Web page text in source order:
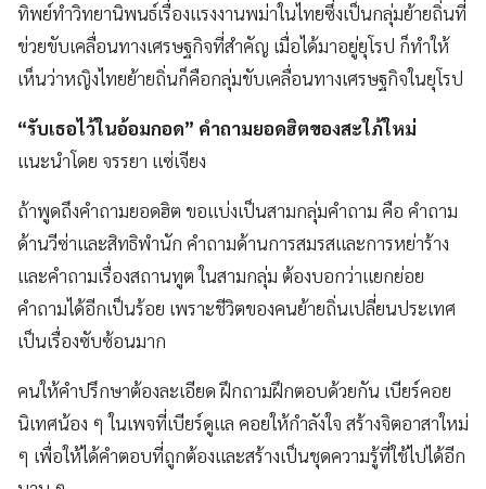
ทิพย์ทำวิทยานิพนธ์เรื่องแรงงานพม่าในไทยซึ่งเป็นกลุ่มย้ายถิ่นที่
ข่วยขับเคลื่อนทางเศรษฐกิจที่สำคัญ เมื่อได้มาอยู่ยุโรป ก็ทำให้
เห็นว่าหญิงไทยย้ายถิ่นก็คือกลุ่มขับเคลื่อนทางเศรษฐกิจในยุโรป
“รับเธอไว้ในอ้อมกอด” คำถามยอดฮิตของสะใภ้ใหม่
แนะนำโดย จรรยา แซ่เจียง
ถ้าพูดถึงคำถามยอดฮิต ขอแบ่งเป็นสามกลุ่มคำถาม คือ คำถาม
ด้านวีซ่าและสิทธิพำนัก คำถามด้านการสมรสและการหย่าร้าง
และคำถามเรื่องสถานทูต ในสามกลุ่ม ต้องบอกว่าแยกย่อย
คำถามได้อีกเป็นร้อย เพราะชีวิตของคนย้ายถิ่นเปลี่ยนประเทศ
เป็นเรื่องซับซ้อนมาก
คนให้คำปรึกษาต้องละเอียด ฝึกถามฝึกตอบด้วยกัน เบียร์คอย
นิเทศน้อง ๆ ในเพจที่เบียร์ดูแล คอยให้กำลังใจ สร้างจิตอาสาใหม่
ๆ เพื่อให้ได้คำตอบที่ถูกต้องและสร้างเป็นชุดความรู้ที่ใช้ไปได้อีก